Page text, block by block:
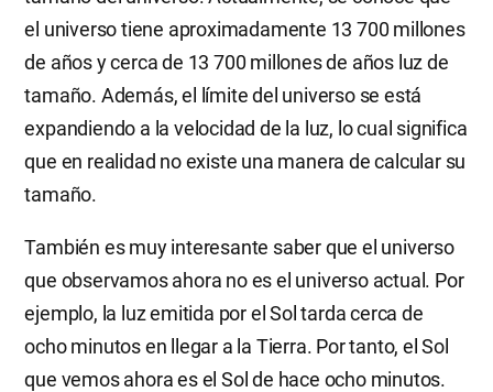
el universo tiene aproximadamente 13 700 millones
de años y cerca de 13 700 millones de años luz de
tamaño. Además, el límite del universo se está
expandiendo a la velocidad de la luz, lo cual significa
que en realidad no existe una manera de calcular su
tamaño.
También es muy interesante saber que el universo
que observamos ahora no es el universo actual. Por
ejemplo, la luz emitida por el Sol tarda cerca de
ocho minutos en llegar a la Tierra. Por tanto, el Sol
que vemos ahora es el Sol de hace ocho minutos.